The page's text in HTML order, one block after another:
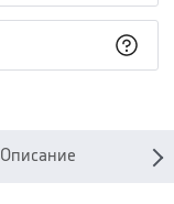
Описание